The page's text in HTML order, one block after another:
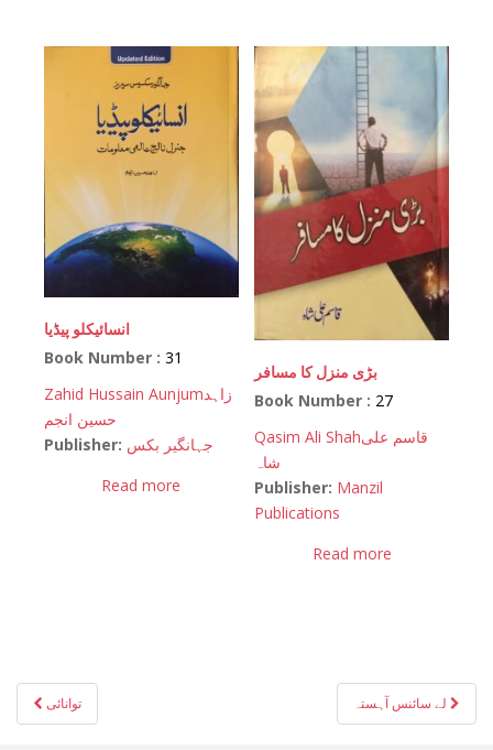
انسائیکلو پیڈیا
Book Number : 31
Zahid Hussain Aunjumزاہد
حسین انجم
Publisher: جہانگیر بکس
Read more
بڑی منزل کا مسافر
Book Number : 27
Qasim Ali Shahقاسم علی
شاہ
Publisher: Manzil
Publications
Read more
Post
navigation
توانائی